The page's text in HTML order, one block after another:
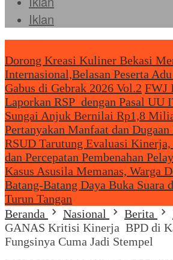
Iklan
Dorong Kreasi Kuliner Bekasi
Internasional,Belasan Peserta
Gabus di Gebrak 2026 Vol.2 FWJ
Laporkan RSP dengan Pasal UU
Sungai Anjuk Bernilai Rp1,8
Pertanyakan Manfaat dan Dugaan
RSUD Tarutung Evaluasi
dan Percepatan Pembenahan
Kasus Asusila Memanas, Warga
Batang-Batang Daya Buka Suara
Turun Tangan
Beranda
Nasional Berita
GANAS Kritisi Kinerja BPD di
Fungsinya Cuma Jadi Stempel